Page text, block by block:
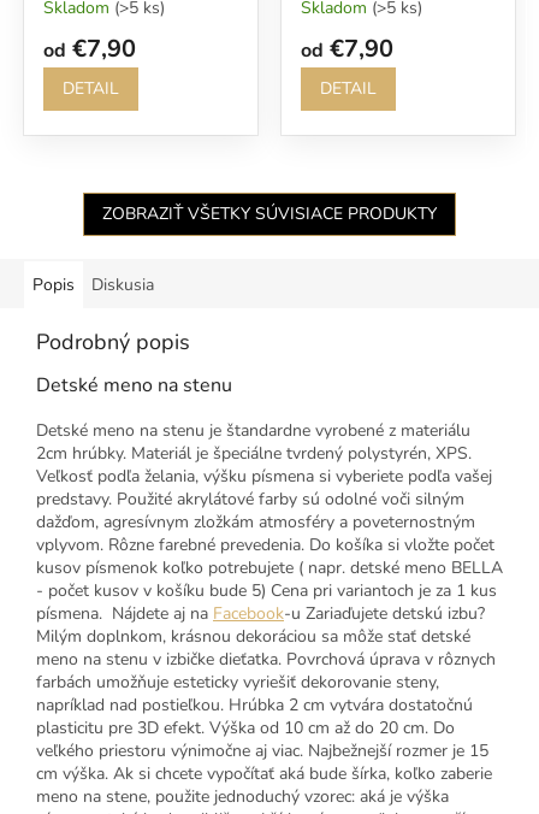
Skladom (>5 ks)
od €7,90
DETAIL
Skladom (>5 ks)
od €7,90
DETAIL
ZOBRAZIŤ VŠETKY SÚVISIACE PRODUKTY
Popis Diskusia
Podrobný popis
Detské meno na stenu
Detské meno na stenu je štandardne vyrobené z materiálu
2cm hrúbky. Materiál je špeciálne tvrdený polystyrén, XPS.
Veľkosť podľa želania, výšku písmena si vyberiete podľa vašej
predstavy. Použité akrylátové farby sú odolné voči silným
dažďom, agresívnym zložkám atmosféry a poveternostným
vplyvom. Rôzne farebné prevedenia. Do košíka si vložte počet
kusov písmenok koľko potrebujete ( napr. detské meno BELLA
- počet kusov v košíku bude 5) Cena pri variantoch je za 1 kus
písmena. Nájdete aj na Facebook-u Zariaďujete detskú izbu?
Milým doplnkom, krásnou dekoráciou sa môže stať detské
meno na stenu v izbičke dieťatka. Povrchová úprava v rôznych
farbách umožňuje esteticky vyriešiť dekorovanie steny,
napríklad nad postieľkou. Hrúbka 2 cm vytvára dostatočnú
plasticitu pre 3D efekt. Výška od 10 cm až do 20 cm. Do
veľkého priestoru výnimočne aj viac. Najbežnejší rozmer je 15
cm výška. Ak si chcete vypočítať aká bude šírka, koľko zaberie
meno na stene, použite jednoduchý vzorec: aká je výška